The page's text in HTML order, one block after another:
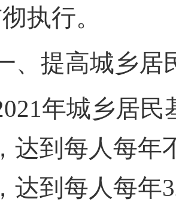
执行。
、提高城乡居
年城乡居
达到每人每年
达到每人每年